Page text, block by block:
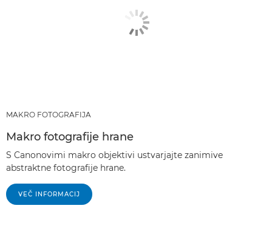
MAKRO FOTOGRAFIJA
Makro fotografije hrane
S Canonovimi makro objektivi ustvarjajte zanimive
abstraktne fotografije hrane.
VEČ INFORMACIJ